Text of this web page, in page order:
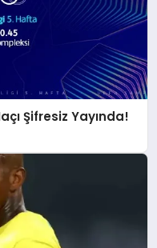
Şifresiz Yayında!